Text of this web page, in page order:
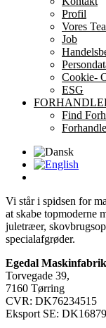
Profil
Vores
Job
Cookie-
ESG
Find
Vi står i spidsen for
at skabe topmoderne
juletræer,
specialafgrøder.
Egedal
Torvegade 39,
7160 Tørring
CVR: DK76234515
Eksport SE: